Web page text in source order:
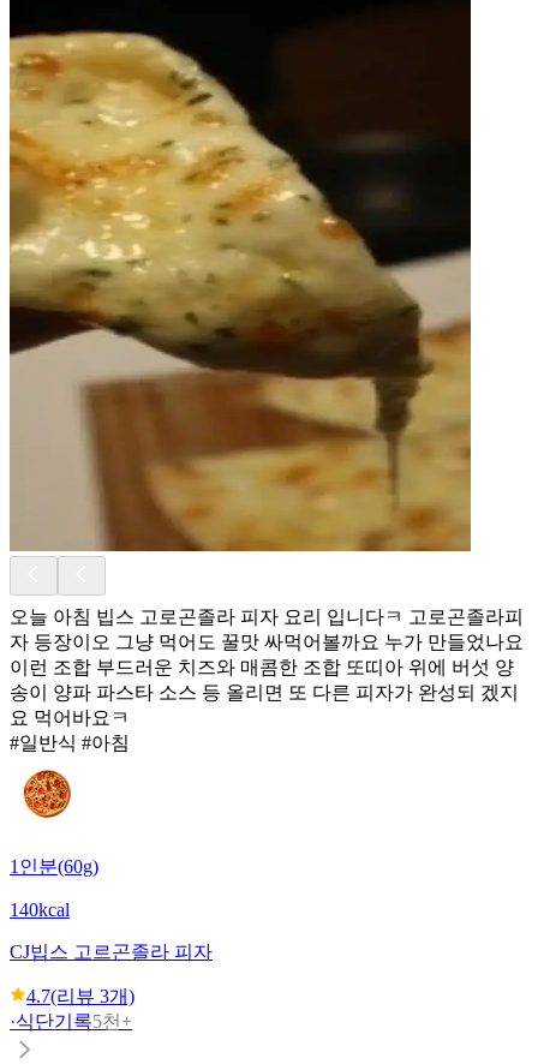
오늘 아침 빕스 고로곤졸라 피자 요리 입니다ㅋ 고로곤졸라피
자 등장이오 그냥 먹어도 꿀맛 싸먹어볼까요 누가 만들었나요
이런 조합 부드러운 치즈와 매콤한 조합 또띠아 위에 버섯 양
송이 양파 파스타 소스 등 올리면 또 다른 피자가 완성되 겠지
요 먹어바요ㅋ
#일반식 #아침
1인분(60g)
140kcal
CJ빕스 고르곤졸라 피자
4.7(리뷰 3개)
·식단기록5천+